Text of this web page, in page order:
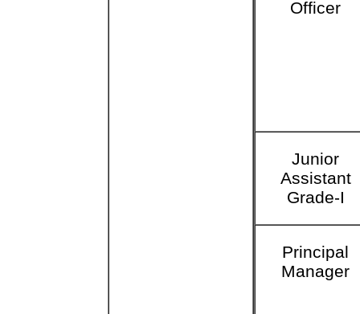
Officer
Junior
Assistant
Grade-I
Principal
Manager